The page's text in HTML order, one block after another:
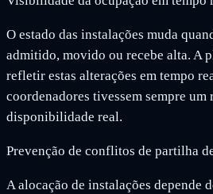
O estado das instalações muda
admitido, movido ou recebe alta. A
refletir estas alterações em tempo
coordenadores tivessem sempre um
disponibilidade real.
Prevenção de conflitos de partilha
A alocação de instalações depende